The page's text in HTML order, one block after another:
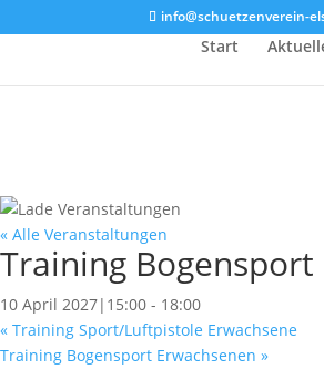
info@schuetzenverein-
Start
« Alle Veranstaltungen
Training Bogensport
10 April 2027|15:00 - 18:00
« Training Sport/Luftpistole Erwachsene
Training Bogensport Erwachsenen »